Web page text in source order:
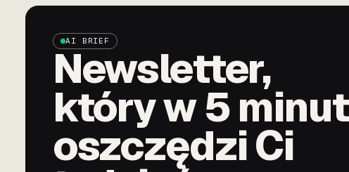
AI BRIEF
Newsletter,
który w 5 minut
oszczędzi Ci